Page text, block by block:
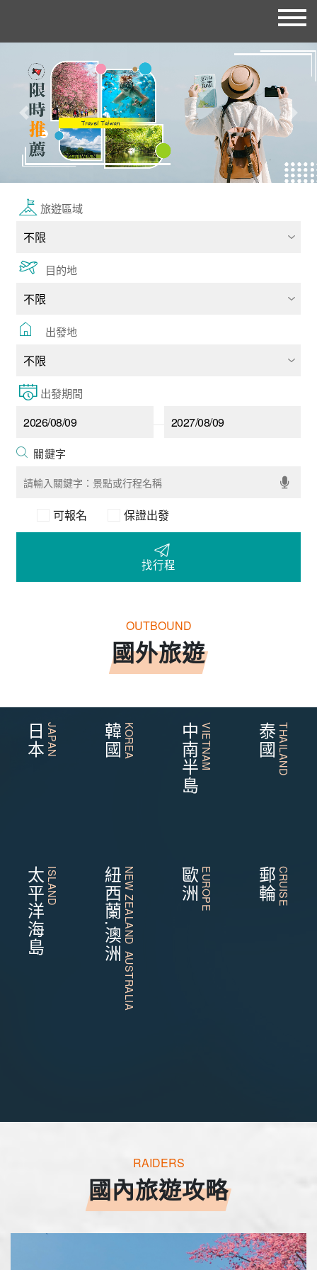
往前 往後
旅遊區域
目的地
出發地
出發期間
可報名 保證出發
找行程
OUTBOUND
國外旅遊
日本JAPAN 韓國KOREA 中南半島VIETNAM 泰國THAILAND
太平洋海島ISLAND 紐西蘭.澳洲NEW ZEALAND AUSTRALIA 歐洲EUROPE 郵輪CRUISE
RAIDERS
國內旅遊攻略